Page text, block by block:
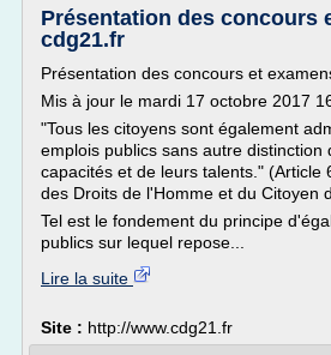
Présentation des concours
cdg21.fr
Présentation des concours et
Mis à jour le mardi 17 octobre 2017
"Tous les citoyens sont également
emplois publics sans autre distinction
capacités et de leurs talents." (Article
des Droits de l'Homme et du Citoyen
Tel est le fondement du principe
publics sur lequel repose...
Lire la suite
Site : http://www.cdg21.fr